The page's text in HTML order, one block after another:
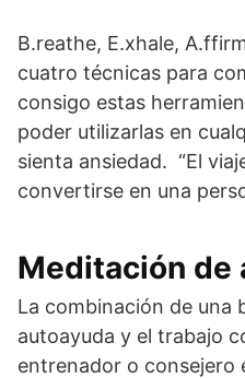
B.reathe, E.xhale,
cuatro técnicas para
consigo estas
poder utilizarlas en
sienta ansiedad. “El
convertirse en una
Meditación de
La combinación de una
autoayuda y el trabajo
entrenador o consejero